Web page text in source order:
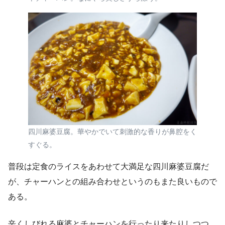
四川麻婆豆腐。華やかでいて刺激的な香りが鼻腔をく
すぐる。
普段は定食のライスをあわせて大満足な四川麻婆豆腐だ
が、チャーハンとの組み合わせというのもまた良いもので
ある。